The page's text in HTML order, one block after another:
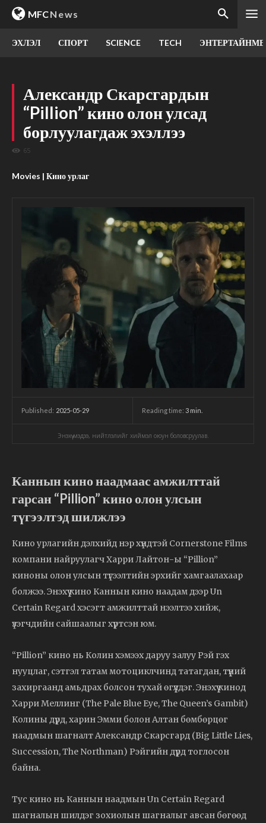
MFCNews
ЭХЛЭЛ СПОРТ SCIENCE TECH
Александр Скарсгардын
“Pillion” кино олон улсад
борлуулагдаж эхэллээ
65
Movies | Кино урлаг
Published: 2025-05-29 Reading time: 3 min.
Энэхүү мэдээ, нийтлэлийг хиймэл оюун боловсруулав.
Каннын кино наадмаас амжилттай
гарсан “Pillion” кино олон улсын
түгээлтэд шилжлээ
Кино урлагийн дэлхийд нэр хүндтэй Cornerstone Films
компани найруулагч Харри Лайтон-ы “Pillion”
киноны олон улсын түгээлтийн эрхийг хамгаалахаар
болжээ. Энэхүү кино Каннын кино наадам дээр Un
Certain Regard хэсэгт амжилттай нээлтээ хийж,
үзэгчдийн сайшаалыг хүртсэн юм.
“Pillion” кино нь Колин хэмээх даруу залуу Рэй гэх
нууцлаг, сэтгэл татам мотоциклчинд татагдан, түүний
захиргаанд амьдрах болсон тухай өгүүлдэг. Энэхүү кинод
Харри Меллинг (The Pale Blue Eye, The Queen’s Gambit)
Колины дүрд, харин Эмми болон Алтан бөмбөрцөг
наадмын шагналт Александр Скарсгард (Big Little Lies,
Succession, The Northman) Рэйгийн дүрд тоглосон
байна.
Тус кино нь Каннын наадмын Un Certain Regard
шагналын шилдэг зохиолын шагналыг авсан бөгөөд